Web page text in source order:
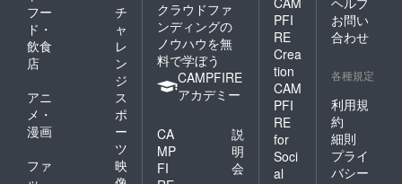
員様は
2000円
で21:00
以降の
イムま
放題を
延長す
ること
も可能
です ■
お店
使った
低糖質
(6000
酌のお
供に！
低温調
理のお
つまみ
肉コー
フー
ド・
飲食
店
チ
ャ
レ
ン
ジ
アニ
メ・
漫画
ス
ポ
ー
ツ
ファ
映
クラウドファ
ンディングの
ノウハウを無
料で学ぼう
CAMPFIRE
アカデミー
CA
MP
FI
説
明
会
PFI
RE
Crea
tion
CAM
PFI
RE
for
Soci
al
お問い
合わせ
各種規定
利用規
約
細則
プライ
バシー